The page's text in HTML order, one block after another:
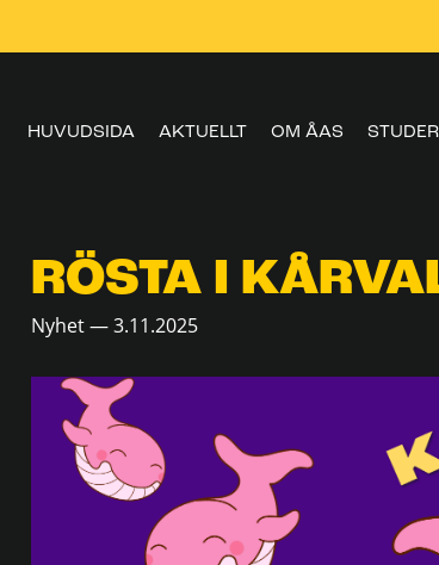
HUVUDSIDA AKTUELLT OM ÅAS
RÖSTA I
Nyhet — 3.11.2025